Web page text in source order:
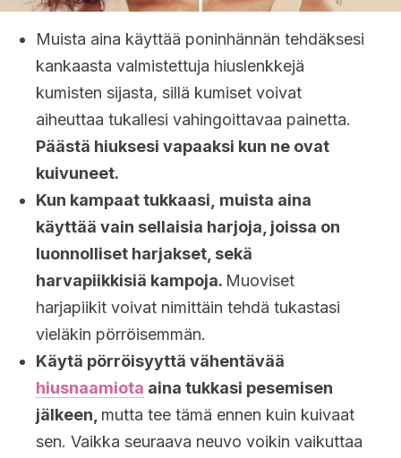
Muista aina käyttää poninhännän tehdäksesi
kankaasta valmistettuja hiuslenkkejä
kumisten sijasta, sillä kumiset voivat
aiheuttaa tukallesi vahingoittavaa painetta.
Päästä hiuksesi vapaaksi kun ne ovat
kuivuneet.
Kun kampaat tukkaasi, muista aina
käyttää vain sellaisia harjoja, joissa on
luonnolliset harjakset, sekä
harvapiikkisiä kampoja. Muoviset
harjapiikit voivat nimittäin tehdä tukastasi
vieläkin pörröisemmän.
Käytä pörröisyyttä vähentävää
hiusnaamiota aina tukkasi pesemisen
jälkeen, mutta tee tämä ennen kuin kuivaat
sen. Vaikka seuraava neuvo voikin vaikuttaa